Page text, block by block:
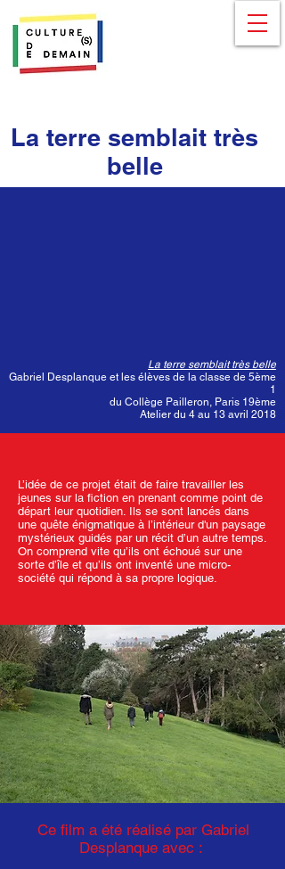
La terre semblait très
belle
La terre semblait très belle
Gabriel Desplanque et les élèves de la classe de 5ème
1
du Collège Pailleron, Paris 19ème
Atelier du 4 au 13 avril 2018
L’idée de ce projet était de faire travailler les
jeunes sur la fiction en prenant comme point de
départ leur quotidien. Ils se sont lancés dans
une quête énigmatique à l’intérieur d'un paysage
mystérieux guidés par un récit d’un autre temps.
On comprend vite qu’ils ont échoué sur une
sorte d’île et qu’ils ont inventé une micro-
société qui répond à sa propre logique.
Ce film a été réalisé par Gabriel
Desplanque avec :